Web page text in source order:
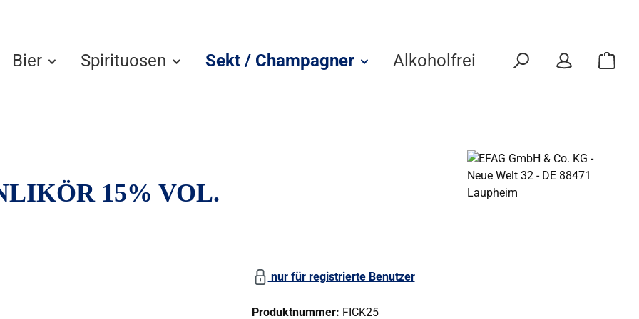
Bier Spirituosen Sekt / Champagner Alkoholfrei Eigenmarken
15% VOL.
nur für registrierte Benutzer
Produktnummer: FICK25